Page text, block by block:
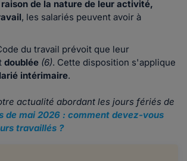
de la nature de leur activité,
, les salariés peuvent avoir à
du travail prévoit que leur
doublée (6). Cette disposition s'applique
intérimaire.
actualité abordant les jours fériés de
de mai 2026 : comment devez-vous
travaillés ?